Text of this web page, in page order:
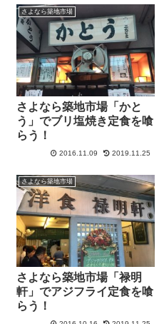
さよなら築地市場
さよなら築地市場「かと
う」でブリ塩焼き定食を喰
らう！
2016.11.09 2019.11.25
さよなら築地市場
さよなら築地市場「禄明
軒」でアジフライ定食を喰
らう！